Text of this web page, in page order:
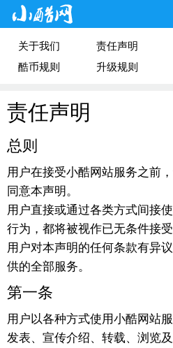
关于我们 责任声明
酷币规则
升级规则
责任声明
总则
用户在接受小酷网站服务之前
同意本声明。
用户直接或通过各类方式间接
行为，都将被视作已无条件接
用户对本声明的任何条款有异
供的全部服务。
第一条
用户以各种方式使用小酷网站
发表、宣传介绍、转载、浏览